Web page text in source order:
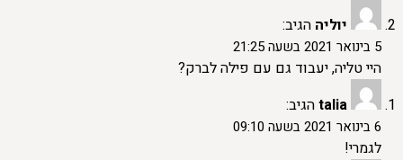
יוליה הגיב:
5 בינואר 2021 בשעה 21:25
היי טליה, יעבוד גם עם פילה לברק?
taliaהגיב:
6 בינואר 2021 בשעה 09:10
לגמרי!